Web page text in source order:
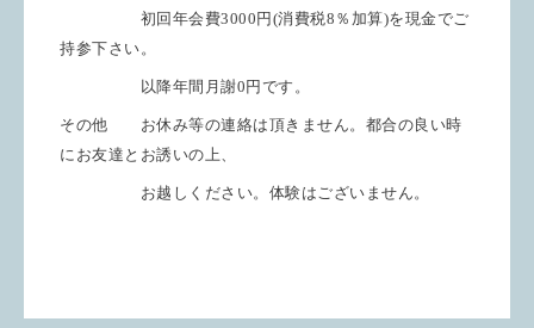
初回年会費3000 円 (消費税8 ％加算)を現金でご
持参下さい。
以降年間月謝0 円です。
その他 お休み等の連絡は頂きません。都合の良い時
にお友達とお誘いの上、
お越しください。体験はございません。